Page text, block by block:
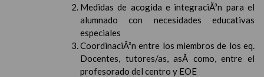
Medidas de acogida e integraciÃ³n para el
alumnado con necesidades educativas
especiales
CoordinaciÃ³n entre los miembros de los eq.
Docentes, tutores/as, asÃ­ como, entre el
profesorado del centro y EOE